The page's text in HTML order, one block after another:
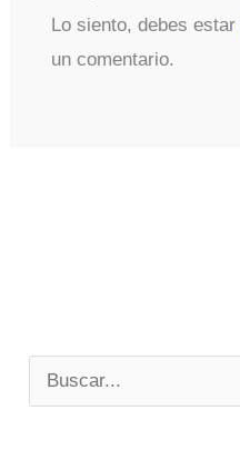
Lo siento, debes estar
un comentario.
u